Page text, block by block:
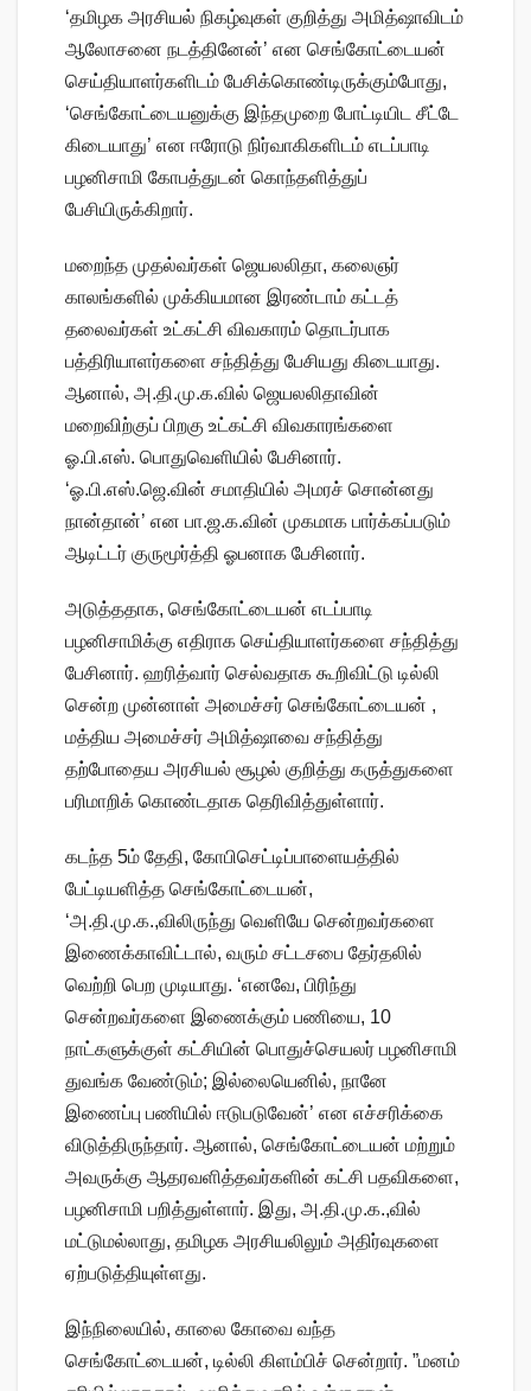
‘தமிழக அரசியல் நிகழ்வுகள் குறித்து அமித்ஷாவிடம்
ஆலோசனை நடத்தினேன்’ என செங்கோட்டையன்
செய்தியாளர்களிடம் பேசிக்கொண்டிருக்கும்போது,
‘செங்கோட்டையனுக்கு இந்தமுறை போட்டியிட சீட்டே
கிடையாது’ என ஈரோடு நிர்வாகிகளிடம் எடப்பாடி
பழனிசாமி கோபத்துடன் கொந்தளித்துப்
பேசியிருக்கிறார்.
மறைந்த முதல்வர்கள் ஜெயலலிதா, கலைஞர்
காலங்களில் முக்கியமான இரண்டாம் கட்டத்
தலைவர்கள் உட்கட்சி விவகாரம் தொடர்பாக
பத்திரியாளர்களை சந்தித்து பேசியது கிடையாது.
ஆனால், அ.தி.மு.க.வில் ஜெயலலிதாவின்
மறைவிற்குப் பிறகு உட்கட்சி விவகாரங்களை
ஓ.பி.எஸ். பொதுவெளியில் பேசினார்.
‘ஓ.பி.எஸ்.ஜெ.வின் சமாதியில் அமரச் சொன்னது
நான்தான்’ என பா.ஜ.க.வின் முகமாக பார்க்கப்படும்
ஆடிட்டர் குருமூர்த்தி ஓபனாக பேசினார்.
அடுத்ததாக, செங்கோட்டையன் எடப்பாடி
பழனிசாமிக்கு எதிராக செய்தியாளர்களை சந்தித்து
பேசினார். ஹரித்வார் செல்வதாக கூறிவிட்டு டில்லி
சென்ற முன்னாள் அமைச்சர் செங்கோட்டையன் ,
மத்திய அமைச்சர் அமித்ஷாவை சந்தித்து
தற்போதைய அரசியல் சூழல் குறித்து கருத்துகளை
பரிமாறிக் கொண்டதாக தெரிவித்துள்ளார்.
கடந்த 5ம் தேதி, கோபிசெட்டிப்பாளையத்தில்
பேட்டியளித்த செங்கோட்டையன்,
‘அ.தி.மு.க.,விலிருந்து வெளியே சென்றவர்களை
இணைக்காவிட்டால், வரும் சட்டசபை தேர்தலில்
வெற்றி பெற முடியாது. ‘எனவே, பிரிந்து
சென்றவர்களை இணைக்கும் பணியை, 10
நாட்களுக்குள் கட்சியின் பொதுச்செயலர் பழனிசாமி
துவங்க வேண்டும்; இல்லையெனில், நானே
இணைப்பு பணியில் ஈடுபடுவேன்’ என எச்சரிக்கை
விடுத்திருந்தார். ஆனால், செங்கோட்டையன் மற்றும்
அவருக்கு ஆதரவளித்தவர்களின் கட்சி பதவிகளை,
பழனிசாமி பறித்துள்ளார். இது, அ.தி.மு.க.,வில்
மட்டுமல்லாது, தமிழக அரசியலிலும் அதிர்வுகளை
ஏற்படுத்தியுள்ளது.
இந்நிலையில், காலை கோவை வந்த
செங்கோட்டையன், டில்லி கிளம்பிச் சென்றார். ”மனம்